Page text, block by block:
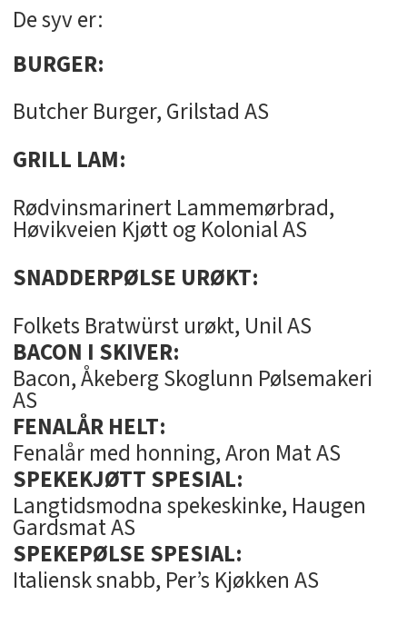
De syv er:
BURGER:
Butcher Burger, Grilstad AS
GRILL LAM:
Rødvinsmarinert Lammemørbrad,
Høvikveien Kjøtt og Kolonial AS
SNADDERPØLSE URØKT:
Folkets Bratwürst urøkt, Unil AS
BACON I SKIVER:
Bacon, Åkeberg Skoglunn Pølsemakeri
AS
FENALÅR HELT:
Fenalår med honning, Aron Mat AS
SPEKEKJØTT SPESIAL:
Langtidsmodna spekeskinke, Haugen
Gardsmat AS
SPEKEPØLSE SPESIAL:
Italiensk snabb, Per’s Kjøkken AS